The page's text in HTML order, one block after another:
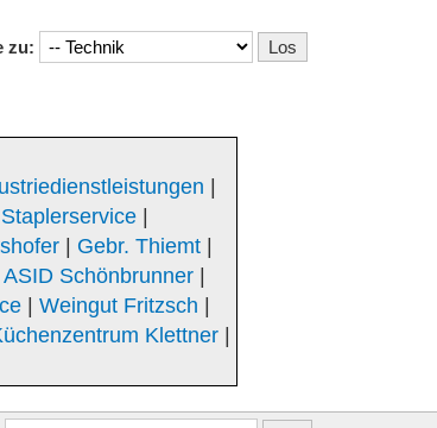
zu:
|
|
| Gebr. Thiemt |
ASID Schönbrunner|
| Weingut Fritzsch |
Klettner |